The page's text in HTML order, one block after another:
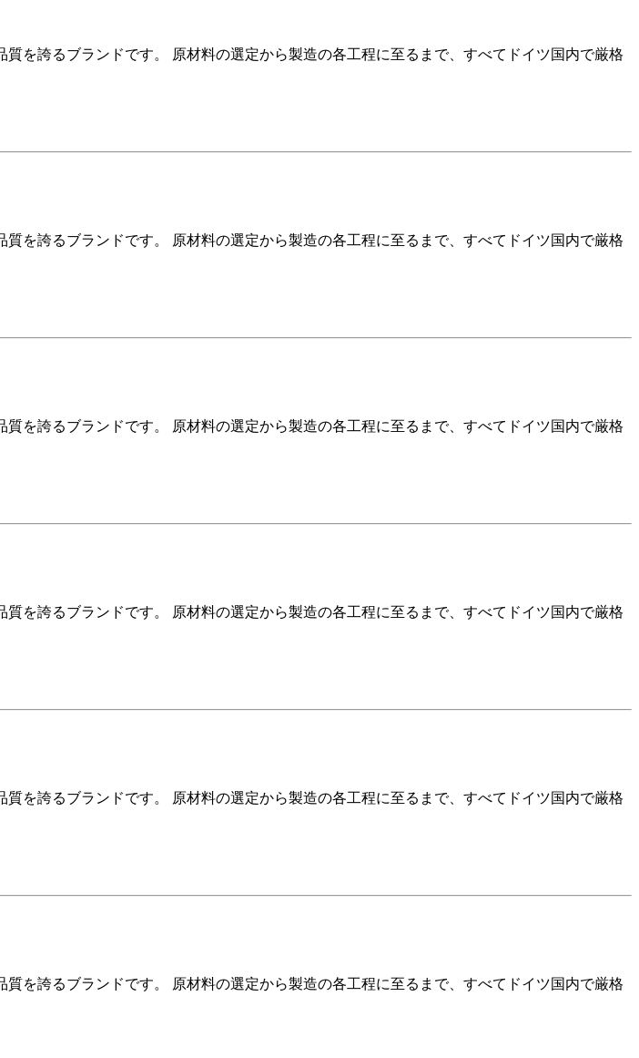
を誇るブランドです。 原材料の選定から製造の各工程に至るまで、すべてドイツ国内で厳格
を誇るブランドです。 原材料の選定から製造の各工程に至るまで、すべてドイツ国内で厳格
を誇るブランドです。 原材料の選定から製造の各工程に至るまで、すべてドイツ国内で厳格
を誇るブランドです。 原材料の選定から製造の各工程に至るまで、すべてドイツ国内で厳格
を誇るブランドです。 原材料の選定から製造の各工程に至るまで、すべてドイツ国内で厳格
を誇るブランドです。 原材料の選定から製造の各工程に至るまで、すべてドイツ国内で厳格